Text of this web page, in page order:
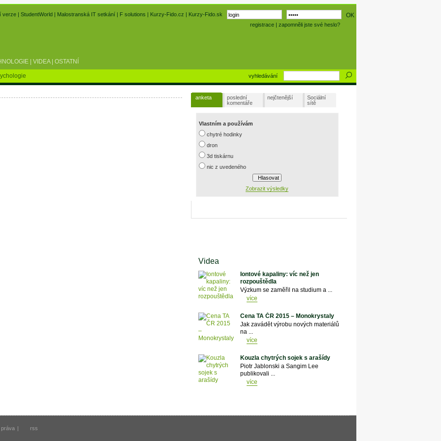
registrace | zapomněli jste své heslo?
verze |StudentWorld | Malostranská IT setkání | F solutions | Kurzy-Fido.cz | Kurzy-Fido.sk
| VIDEA| OSTATNÍ
vyhledávání
anketa
poslední
komentáře
nejčtenější
Sociální
sítě
Vlastním a používám
chytré hodinky
dron
3d tiskárnu
nic z uvedeného
Zobrazit výsledky
Videa
Iontové kapaliny: víc než jen
rozpouštědla
Výzkum se zaměřil na studium a ...
více
Cena TA ČR 2015 – Monokrystaly
Jak zavádět výrobu nových materiálů
na ...
více
Kouzla chytrých sojek s arašídy
Piotr Jablonski a Sangim Lee
publikovali ...
více
| rss